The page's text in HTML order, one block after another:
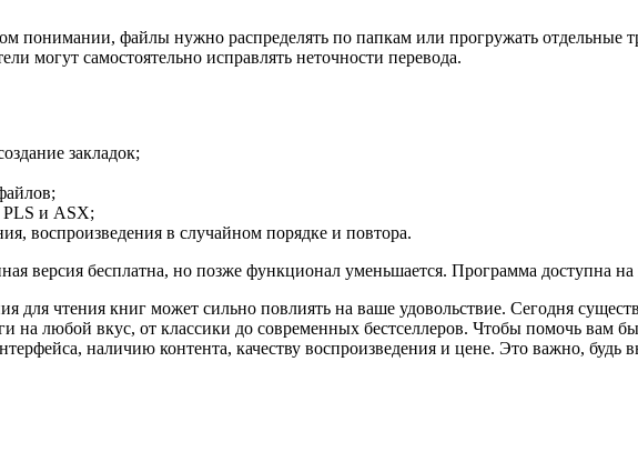
понимании, файлы нужно распределять по папкам или прогружать
могут самостоятельно исправлять неточности перевода.
закладок;
PLS и ASX;
воспроизведения в случайном порядке и повтора.
версия бесплатна, но позже функционал уменьшается. Программа доступна
для чтения книг может сильно повлиять на ваше удовольствие. Сегодня
на любой вкус, от классики до современных бестселлеров. Чтобы помочь вам
наличию контента, качеству воспроизведения и цене. Это важно,